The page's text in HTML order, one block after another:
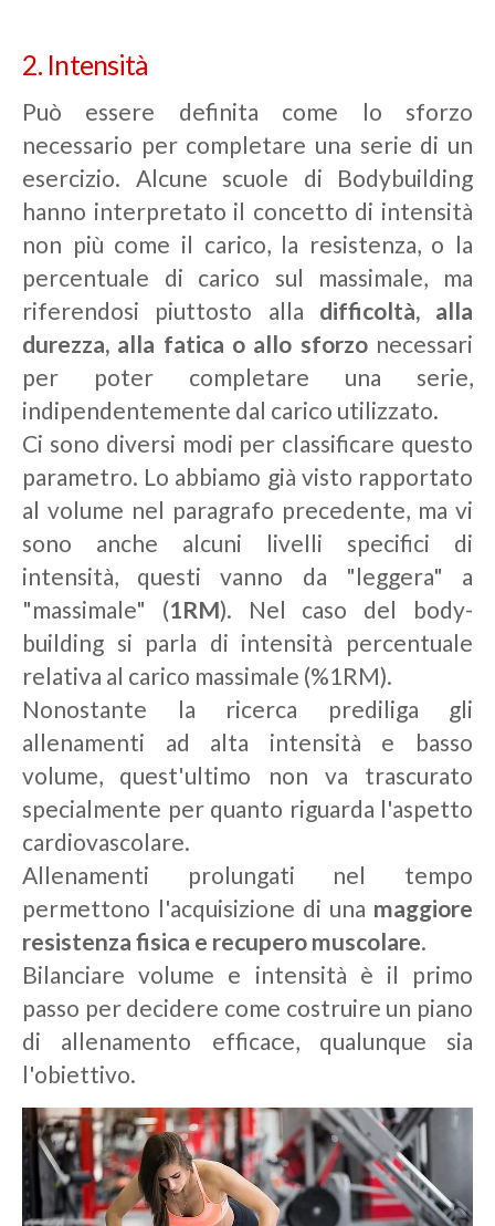
2. Intensità
Può essere definita come lo sforzo
necessario per completare una serie di un
esercizio. Alcune scuole di Bodybuilding
hanno interpretato il concetto di intensità
non più come il carico, la resistenza, o la
percentuale di carico sul massimale, ma
riferendosi piuttosto alla difficoltà, alla
durezza, alla fatica o allo sforzonecessari
per poter completare una serie,
indipendentemente dal carico utilizzato.
Ci sono diversi modi per classificare questo
parametro. Lo abbiamo già visto rapportato
al volume nel paragrafo precedente, ma vi
sono anche alcuni livelli specifici di
intensità, questi vanno da "leggera" a
"massimale" (1RM). Nel caso del body-
building si parla di intensità percentuale
relativa al carico massimale (%1RM).
Nonostante la ricerca prediliga gli
allenamenti ad alta intensità e basso
volume, quest'ultimo non va trascurato
specialmente per quanto riguarda l'aspetto
cardiovascolare.
Allenamenti prolungati nel tempo
permettono l'acquisizione di una maggiore
resistenza fisica e recupero muscolare.
Bilanciare volume e intensità è il primo
passo per decidere come costruire un piano
di allenamento efficace, qualunque sia
l'obiettivo.